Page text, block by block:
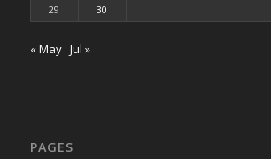
29
30
« May Jul »
PAGES